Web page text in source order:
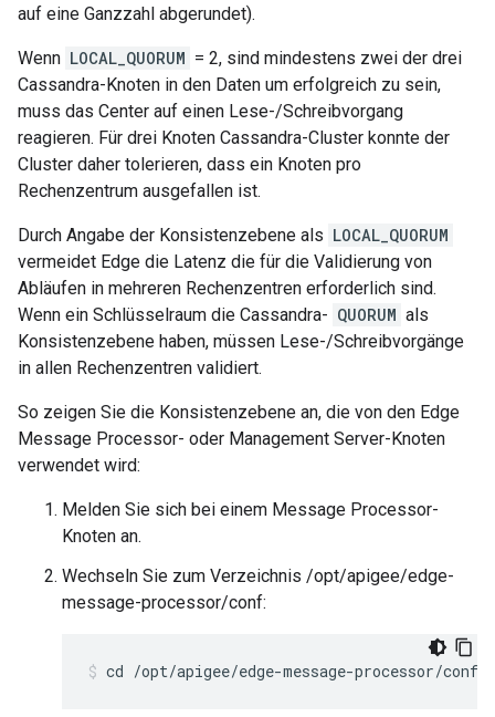
auf eine Ganzzahl abgerundet).
Wenn LOCAL_QUORUM = 2, sind mindestens zwei der drei
Cassandra-Knoten in den Daten um erfolgreich zu sein,
muss das Center auf einen Lese-/Schreibvorgang
reagieren. Für drei Knoten Cassandra-Cluster konnte der
Cluster daher tolerieren, dass ein Knoten pro
Rechenzentrum ausgefallen ist.
Durch Angabe der Konsistenzebene als LOCAL_QUORUM
vermeidet Edge die Latenz die für die Validierung von
Abläufen in mehreren Rechenzentren erforderlich sind.
Wenn ein Schlüsselraum die Cassandra- QUORUM als
Konsistenzebene haben, müssen Lese-/Schreibvorgänge
in allen Rechenzentren validiert.
So zeigen Sie die Konsistenzebene an, die von den Edge
Message Processor- oder Management Server-Knoten
verwendet wird:
Melden Sie sich bei einem Message Processor-
Knoten an.
Wechseln Sie zum Verzeichnis /opt/apigee/edge-
message-processor/conf:
cd /opt/apigee/edge-message-processor/conf